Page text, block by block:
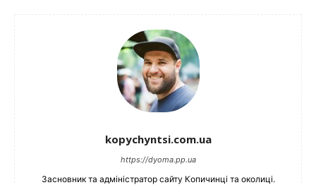
kopychyntsi.com.ua
https://dyoma.pp.ua
Засновник та адміністратор сайту Копичинці та околиці.